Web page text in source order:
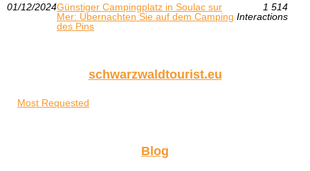
01/12/2024Günstiger Campingplatz in Soulac sur
Mer: Übernachten Sie auf dem Camping
des Pins
1 514
Interactions
schwarzwaldtourist.eu
Most Requested
Blog